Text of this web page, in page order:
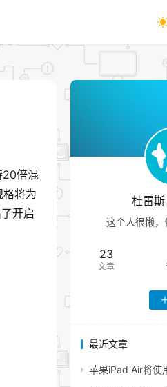
20倍混
将为
开启
杜雷斯
这个人很懒
23
文章
最近文章
苹果iPad Air将使